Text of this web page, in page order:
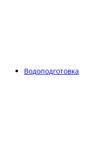
Водоподготовка